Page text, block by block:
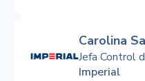
Carolina
Jefa Control
Imperial